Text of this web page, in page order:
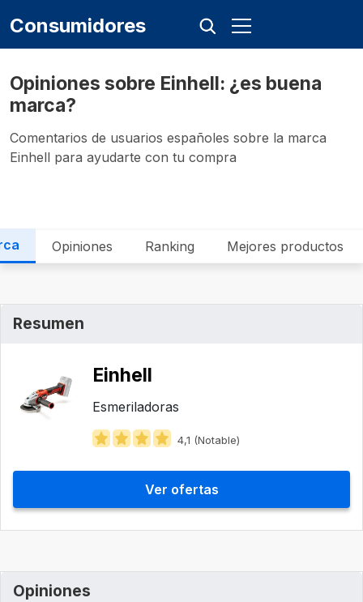
Consumidores
Opiniones sobre Einhell: ¿es buena
marca?
Comentarios de usuarios españoles sobre la marca
Einhell para ayudarte con tu compra
Opiniones Ranking Mejores productos
Resumen
Einhell
Esmeriladoras
4,1 (Notable)
Ver ofertas
Opiniones